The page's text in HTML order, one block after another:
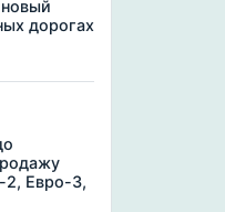
новый
дорогах
2, Евро-3,